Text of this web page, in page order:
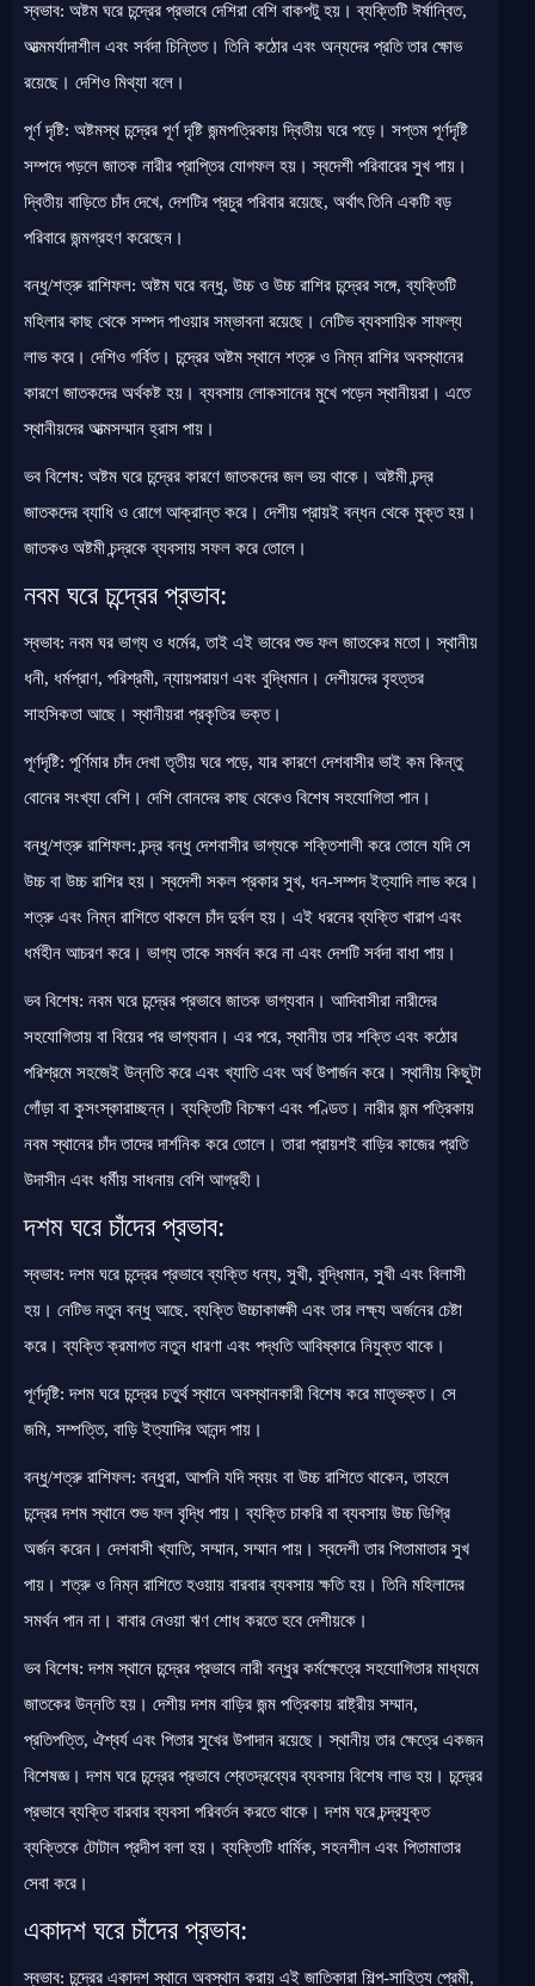
স্বভাব: অষ্টম ঘরে চন্দ্রের প্রভাবে দেশিরা বেশি বাকপটু হয়। ব্যক্তিটি ঈর্ষান্বিত,
আত্মমর্যাদাশীল এবং সর্বদা চিন্তিত। তিনি কঠোর এবং অন্যদের প্রতি তার ক্ষোভ
রয়েছে। দেশিও মিথ্যা বলে।
পূর্ণ দৃষ্টি: অষ্টমস্থ চন্দ্রের পূর্ণ দৃষ্টি জন্মপত্রিকায় দ্বিতীয় ঘরে পড়ে। সপ্তম পূর্ণদৃষ্টি
সম্পদে পড়লে জাতক নারীর প্রাপ্তির যোগফল হয়। স্বদেশী পরিবারের সুখ পায়।
দ্বিতীয় বাড়িতে চাঁদ দেখে, দেশটির প্রচুর পরিবার রয়েছে, অর্থাৎ তিনি একটি বড়
পরিবারে জন্মগ্রহণ করেছেন।
বন্ধু/শত্রু রাশিফল: অষ্টম ঘরে বন্ধু, উচ্চ ও উচ্চ রাশির চন্দ্রের সঙ্গে, ব্যক্তিটি
মহিলার কাছ থেকে সম্পদ পাওয়ার সম্ভাবনা রয়েছে। নেটিভ ব্যবসায়িক সাফল্য
লাভ করে। দেশিও গর্বিত। চন্দ্রের অষ্টম স্থানে শত্রু ও নিম্ন রাশির অবস্থানের
কারণে জাতকদের অর্থকষ্ট হয়। ব্যবসায় লোকসানের মুখে পড়েন স্থানীয়রা। এতে
স্থানীয়দের আত্মসম্মান হ্রাস পায়।
ভব বিশেষ: অষ্টম ঘরে চন্দ্রের কারণে জাতকদের জল ভয় থাকে। অষ্টমী চন্দ্র
জাতকদের ব্যাধি ও রোগে আক্রান্ত করে। দেশীয় প্রায়ই বন্ধন থেকে মুক্ত হয়।
জাতকও অষ্টমী চন্দ্রকে ব্যবসায় সফল করে তোলে।
নবম ঘরে চন্দ্রের প্রভাব:
স্বভাব: নবম ঘর ভাগ্য ও ধর্মের, তাই এই ভাবের শুভ ফল জাতকের মতো। স্থানীয়
ধনী, ধর্মপ্রাণ, পরিশ্রমী, ন্যায়পরায়ণ এবং বুদ্ধিমান। দেশীয়দের বৃহত্তর
সাহসিকতা আছে। স্থানীয়রা প্রকৃতির ভক্ত।
পূর্ণদৃষ্টি: পূর্ণিমার চাঁদ দেখা তৃতীয় ঘরে পড়ে, যার কারণে দেশবাসীর ভাই কম কিন্তু
বোনের সংখ্যা বেশি। দেশি বোনদের কাছ থেকেও বিশেষ সহযোগিতা পান।
বন্ধু/শত্রু রাশিফল: চন্দ্র বন্ধু দেশবাসীর ভাগ্যকে শক্তিশালী করে তোলে যদি সে
উচ্চ বা উচ্চ রাশির হয়। স্বদেশী সকল প্রকার সুখ, ধন-সম্পদ ইত্যাদি লাভ করে।
শত্রু এবং নিম্ন রাশিতে থাকলে চাঁদ দুর্বল হয়। এই ধরনের ব্যক্তি খারাপ এবং
ধর্মহীন আচরণ করে। ভাগ্য তাকে সমর্থন করে না এবং দেশটি সর্বদা বাধা পায়।
ভব বিশেষ: নবম ঘরে চন্দ্রের প্রভাবে জাতক ভাগ্যবান। আদিবাসীরা নারীদের
সহযোগিতায় বা বিয়ের পর ভাগ্যবান। এর পরে, স্থানীয় তার শক্তি এবং কঠোর
পরিশ্রমে সহজেই উন্নতি করে এবং খ্যাতি এবং অর্থ উপার্জন করে। স্থানীয় কিছুটা
গোঁড়া বা কুসংস্কারাচ্ছন্ন। ব্যক্তিটি বিচক্ষণ এবং পণ্ডিত। নারীর জন্ম পত্রিকায়
নবম স্থানের চাঁদ তাদের দার্শনিক করে তোলে। তারা প্রায়শই বাড়ির কাজের প্রতি
উদাসীন এবং ধর্মীয় সাধনায় বেশি আগ্রহী।
দশম ঘরে চাঁদের প্রভাব:
স্বভাব: দশম ঘরে চন্দ্রের প্রভাবে ব্যক্তি ধন্য, সুখী, বুদ্ধিমান, সুখী এবং বিলাসী
হয়। নেটিভ নতুন বন্ধু আছে. ব্যক্তি উচ্চাকাঙ্ক্ষী এবং তার লক্ষ্য অর্জনের চেষ্টা
করে। ব্যক্তি ক্রমাগত নতুন ধারণা এবং পদ্ধতি আবিষ্কারে নিযুক্ত থাকে।
পূর্ণদৃষ্টি: দশম ঘরে চন্দ্রের চতুর্থ স্থানে অবস্থানকারী বিশেষ করে মাতৃভক্ত। সে
জমি, সম্পত্তি, বাড়ি ইত্যাদির আনন্দ পায়।
বন্ধু/শত্রু রাশিফল: বন্ধুরা, আপনি যদি স্বয়ং বা উচ্চ রাশিতে থাকেন, তাহলে
চন্দ্রের দশম স্থানে শুভ ফল বৃদ্ধি পায়। ব্যক্তি চাকরি বা ব্যবসায় উচ্চ ডিগ্রি
অর্জন করেন। দেশবাসী খ্যাতি, সম্মান, সম্মান পায়। স্বদেশী তার পিতামাতার সুখ
পায়। শত্রু ও নিম্ন রাশিতে হওয়ায় বারবার ব্যবসায় ক্ষতি হয়। তিনি মহিলাদের
সমর্থন পান না। বাবার নেওয়া ঋণ শোধ করতে হবে দেশীয়কে।
ভব বিশেষ: দশম স্থানে চন্দ্রের প্রভাবে নারী বন্ধুর কর্মক্ষেত্রে সহযোগিতার মাধ্যমে
জাতকের উন্নতি হয়। দেশীয় দশম বাড়ির জন্ম পত্রিকায় রাষ্ট্রীয় সম্মান,
প্রতিপত্তি, ঐশ্বর্য এবং পিতার সুখের উপাদান রয়েছে। স্থানীয় তার ক্ষেত্রে একজন
বিশেষজ্ঞ। দশম ঘরে চন্দ্রের প্রভাবে শ্বেতদ্রব্যের ব্যবসায় বিশেষ লাভ হয়। চন্দ্রের
প্রভাবে ব্যক্তি বারবার ব্যবসা পরিবর্তন করতে থাকে। দশম ঘরে চন্দ্রযুক্ত
ব্যক্তিকে টোটাল প্রদীপ বলা হয়। ব্যক্তিটি ধার্মিক, সহনশীল এবং পিতামাতার
সেবা করে।
একাদশ ঘরে চাঁদের প্রভাব:
স্বভাব: চন্দ্রের একাদশ স্থানে অবস্থান করায় এই জাতিকারা শিল্প-সাহিত্য প্রেমী,